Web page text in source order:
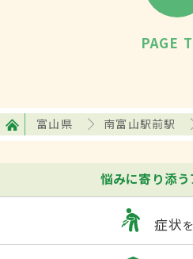
PAGE
富山県 南富山駅前駅
悩みに寄り添
症状